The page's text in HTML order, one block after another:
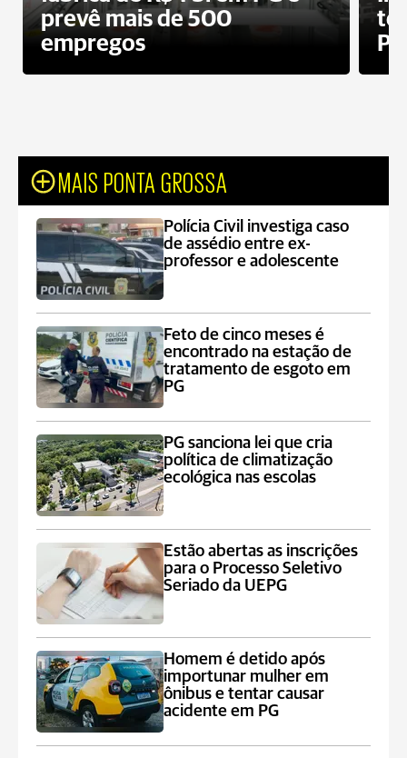
prevê mais de 500
empregos
MAIS PONTA GROSSA
Polícia Civil investiga caso
de assédio entre ex-
professor e adolescente
Feto de cinco meses é
encontrado na estação de
tratamento de esgoto em
PG
PG sanciona lei que cria
política de climatização
ecológica nas escolas
Estão abertas as inscrições
para o Processo Seletivo
Seriado da UEPG
Homem é detido após
importunar mulher em
ônibus e tentar causar
acidente em PG